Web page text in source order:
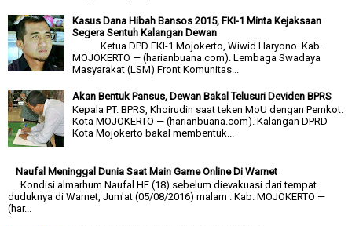
Kasus Dana Hibah Bansos 2015, FKI-1 Minta Kejaksaan
Segera Sentuh Kalangan Dewan
Ketua DPD FKI-1 Mojokerto, Wiwid Haryono. Kab.
MOJOKERTO — (harianbuana.com). Lembaga Swadaya
Masyarakat (LSM) Front Komunitas...
Akan Bentuk Pansus, Dewan Bakal Telusuri Deviden BPRS
Kepala PT. BPRS, Khoirudin saat teken MoU dengan Pemkot.
Kota MOJOKERTO — (harianbuana.com). Kalangan DPRD
Kota Mojokerto bakal membentuk...
Naufal Meninggal Dunia Saat Main Game Online Di Warnet
Kondisi almarhum Naufal HF (18) sebelum dievakuasi dari tempat
duduknya di Warnet, Jum'at (05/08/2016) malam . Kab. MOJOKERTO —
(har...